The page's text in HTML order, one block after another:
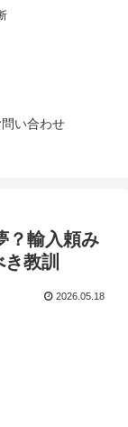
問い合わせ
？輸入頼み
教訓
2026.05.18